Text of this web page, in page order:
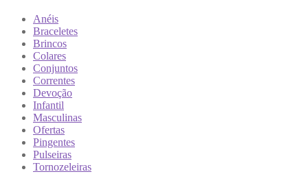
Anéis
Braceletes
Brincos
Colares
Conjuntos
Correntes
Devoção
Infantil
Masculinas
Ofertas
Pingentes
Pulseiras
Tornozeleiras